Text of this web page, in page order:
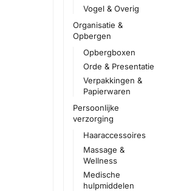
Vogel & Overig
Organisatie &
Opbergen
Opbergboxen
Orde & Presentatie
Verpakkingen &
Papierwaren
Persoonlijke
verzorging
Haaraccessoires
Massage &
Wellness
Medische
hulpmiddelen